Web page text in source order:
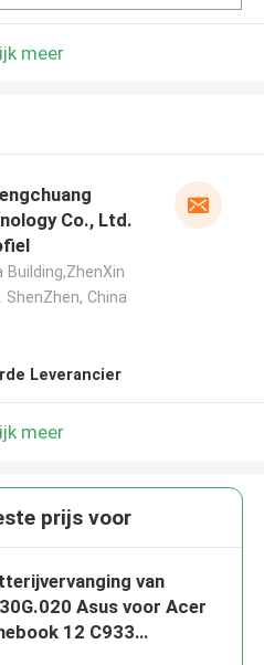
meer
Co., Ltd.
Building,ZhenXin
ShenZhen, China
Leverancier
meer
prijs voor
van
Asus voor Acer
12 C933